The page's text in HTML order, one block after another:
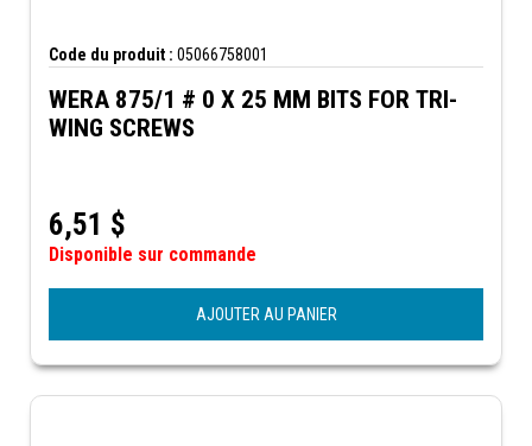
Code du produit : 05066758001
WERA 875/1 # 0 X 25 MM BITS FOR TRI-
WING SCREWS
6,51 $
Disponible sur commande
AJOUTER AU PANIER